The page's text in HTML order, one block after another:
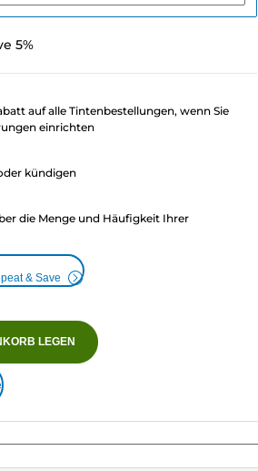
5%
auf alle Tintenbestellungen, wenn Sie
einrichten
kündigen
die Menge und Häufigkeit Ihrer
& Save
LEGEN